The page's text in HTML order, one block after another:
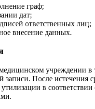
граф;
дат;
ответственных лиц;
внесение данных.
учреждении в
записи. После истечения
в соответствии